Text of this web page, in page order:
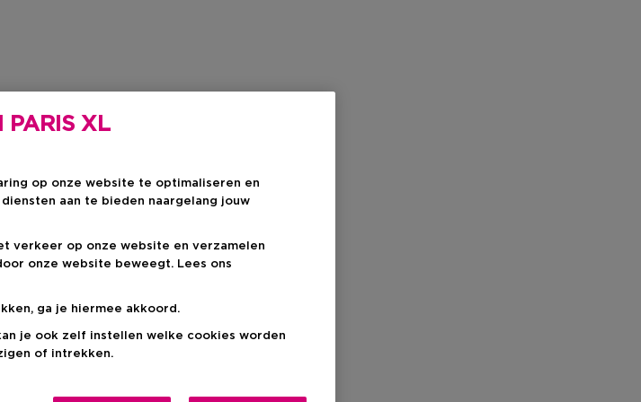
PARIS XL
op onze website te optimaliseren en
aan te bieden naargelang jouw
verkeer op onze website en verzamelen
onze website beweegt. Lees ons
ga je hiermee akkoord.
je ook zelf instellen welke cookies worden
of intrekken.